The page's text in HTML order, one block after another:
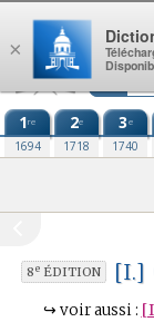
Aller au contenu
1re
1694
2e
1718
3e
1740
8eÉDITION [I.]
↪ voir aussi :
×